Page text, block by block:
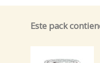
Este pack